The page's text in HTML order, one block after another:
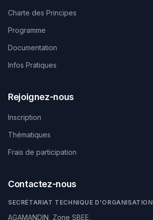
Charte des Principes
Programme
Documentation
Infos Pratiques
Rejoignez-nous
Inscription
Thématiques
Frais de participation
Contactez-nous
SECRÉTARIAT TECHNIQUE D'ORGANISATION
AGAMANDIN, Zone SBEE,